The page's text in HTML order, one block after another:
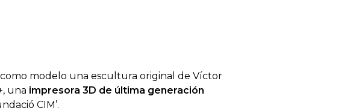
modelo una escultura original de Víctor
una impresora 3D de última generación
CIM’.